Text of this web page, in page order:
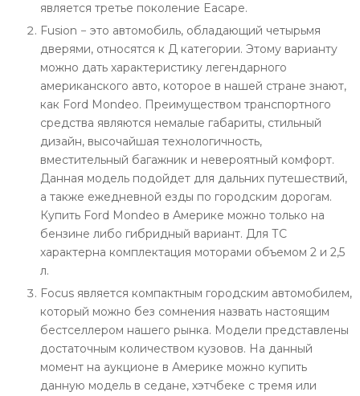
является третье поколение Eacape.
Fusion − это автомобиль, обладающий четырьмя
дверями, относятся к Д категории. Этому варианту
можно дать характеристику легендарного
американского авто, которое в нашей стране знают,
как Ford Mondeo. Преимуществом транспортного
средства являются немалые габариты, стильный
дизайн, высочайшая технологичность,
вместительный багажник и невероятный комфорт.
Данная модель подойдет для дальних путешествий,
а также ежедневной езды по городским дорогам.
Купить Ford Mondeo в Америке можно только на
бензине либо гибридный вариант. Для ТС
характерна комплектация моторами объемом 2 и 2,5
л.
Focus является компактным городским автомобилем,
который можно без сомнения назвать настоящим
бестселлером нашего рынка. Модели представлены
достаточным количеством кузовов. На данный
момент на аукционе в Америке можно купить
данную модель в седане, хэтчбеке с тремя или